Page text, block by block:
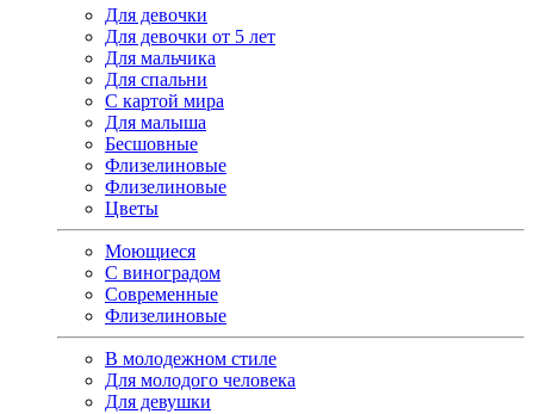
Для девочки
Для девочки от 5 лет
Для мальчика
Для спальни
С картой мира
Для малыша
Бесшовные
Флизелиновые
Флизелиновые
Цветы
Моющиеся
С виноградом
Современные
Флизелиновые
В молодежном стиле
Для молодого человека
Для девушки